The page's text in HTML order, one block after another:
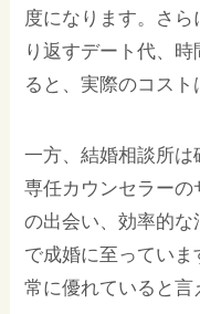
度になります。さ
り返すデート代、
ると、実際のコスト
一方、結婚相談所は
専任カウンセラーの
の出会い、効率的な
で成婚に至ってい
常に優れていると言